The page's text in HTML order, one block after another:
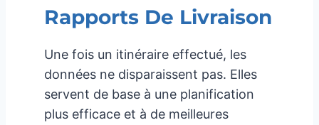
Rapports De Livraison
Une fois un itinéraire effectué, les
données ne disparaissent pas. Elles
servent de base à une planification
plus efficace et à de meilleures